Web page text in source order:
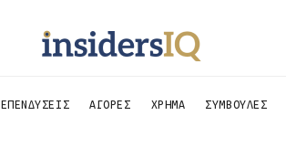
ΕΠΕΝΔΥΣΕΙΣ ΑΓΟΡΕΣ ΧΡΗΜΑ ΣΥΜΒΟΥΛΕΣ